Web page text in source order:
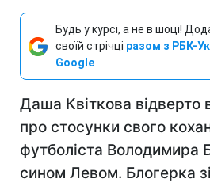
Будь у курсі, а не в шоці!
своїй стрічці разом з РБК-
Google
Даша Квіткова відверто
про стосунки свого
футболіста Володимира
сином Левом. Блогерка